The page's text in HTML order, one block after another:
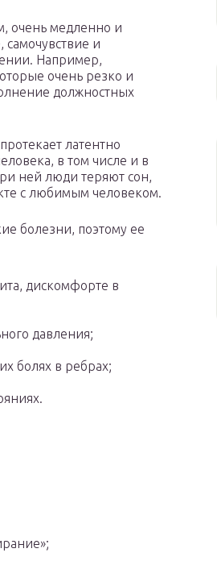
очень медленно и
самочувствие и
Например,
очень резко и
должностных
латентно
в том числе и в
ней люди теряют сон,
с любимым человеком.
болезни, поэтому ее
дискомфорте в
давления;
болях в ребрах;